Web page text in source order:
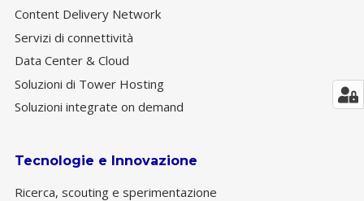
Content Delivery Network
Servizi di connettività
Data Center & Cloud
Soluzioni di Tower Hosting
Soluzioni integrate on demand
Tecnologie e Innovazione
Ricerca, scouting e sperimentazione